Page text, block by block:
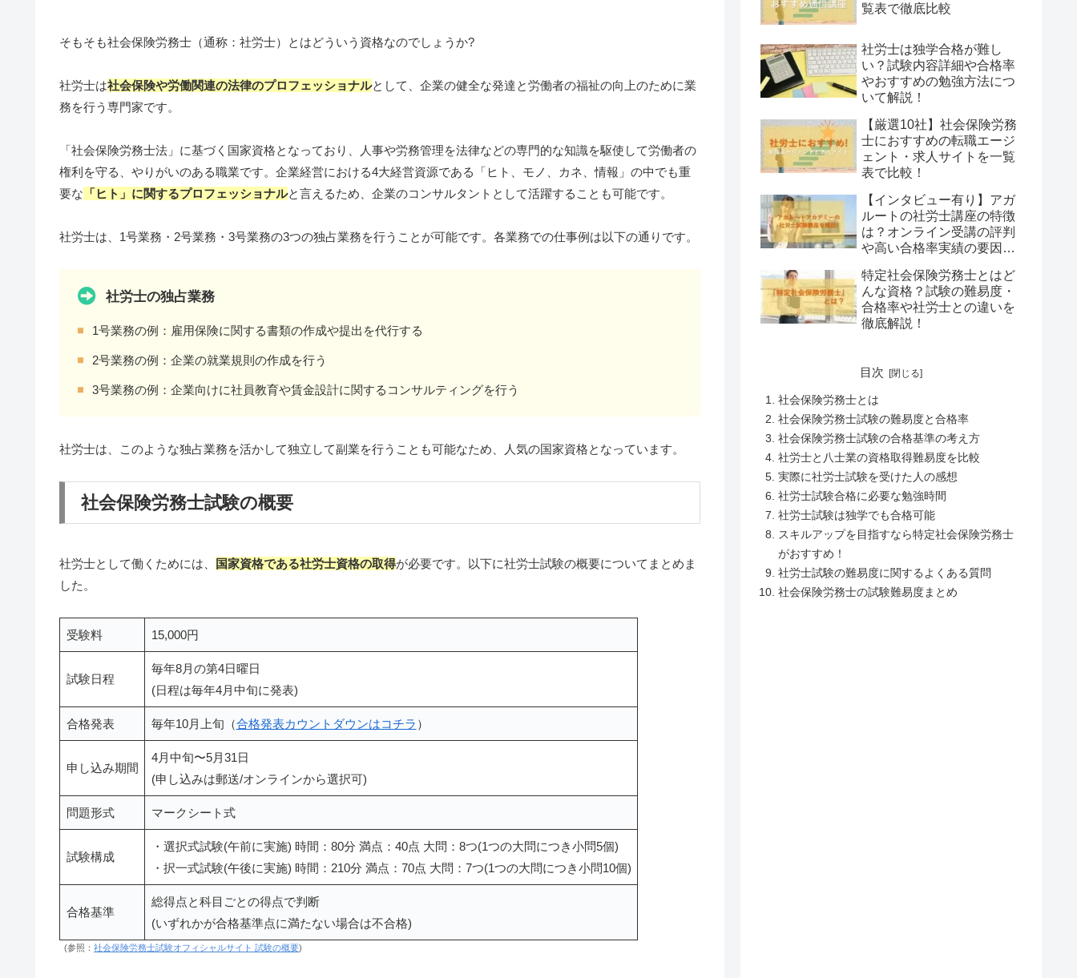
そもそも社会保険労務士（通称：社労士）とはどういう資格なのでしょうか?
社労士は社会保険や労働関連の法律のプロフェッショナルとして、企業の健全な発達と労働者の福祉の向上のために業
務を行う専門家です。
「社会保険労務士法」に基づく国家資格となっており、人事や労務管理を法律などの専門的な知識を駆使して労働者の
権利を守る、やりがいのある職業です。企業経営における4大経営資源である「ヒト、モノ、カネ、情報」の中でも重
要な 「ヒト」に関するプロフェッショナルと言えるため、企業のコンサルタントとして活躍することも可能です。
社労士は、1号業務・2号業務・3号業務の3つの独占業務を行うことが可能です。各業務での仕事例は以下の通りです。
社労士の独占業務
1号業務の例：雇用保険に関する書類の作成や提出を代行する
2号業務の例：企業の就業規則の作成を行う
3号業務の例：企業向けに社員教育や賃金設計に関するコンサルティングを行う
社労士は、このような独占業務を活かして独立して副業を行うことも可能なため、人気の国家資格となっています。
社会保険労務士試験の概要
社労士として働くためには、 国家資格である社労士資格の取得が必要です。以下に社労士試験の概要についてまとめま
した。
受験料 15,000円
試験日程
毎年8月の第4日曜日
(日程は毎年4月中旬に発表)
合格発表 毎年10月上旬（合格発表カウントダウンはコチラ ）
申し込み期間
4月中旬〜5月31日
(申し込みは郵送/オンラインから選択可)
問題形式 マークシート式
試験構成
・選択式試験(午前に実施) 時間：80分 満点：40点 大問：8つ(1つの大問につき小問5個)
・択一式試験(午後に実施) 時間：210分 満点：70点 大問：7つ(1つの大問につき小問10個)
合格基準
総得点と科目ごとの得点で判断
(いずれかが合格基準点に満たない場合は不合格)
(参照： 社会保険労務士試験オフィシャルサイト 試験の概要)
覧表で徹底比較
社労士は独学合格が難し
い？試験内容詳細や合格率
やおすすめの勉強方法につ
いて解説！
【厳選10社】社会保険労務
士におすすめの転職エージ
ェント・求人サイトを一覧
表で比較！
【インタビュー有り】アガ
ルートの社労士講座の特徴
は？オンライン受講の評判
や高い合格率実績の要因を
特定社会保険労務士とはど
んな資格？試験の難易度・
合格率や社労士との違いを
徹底解説！
目次
社会保険労務士とは
社会保険労務士試験の難易度と合格率
社会保険労務士試験の合格基準の考え方
社労士と八士業の資格取得難易度を比較
実際に社労士試験を受けた人の感想
社労士試験合格に必要な勉強時間
社労士試験は独学でも合格可能
スキルアップを目指すなら特定社会保険労務士
がおすすめ！
社労士試験の難易度に関するよくある質問
社会保険労務士の試験難易度まとめ